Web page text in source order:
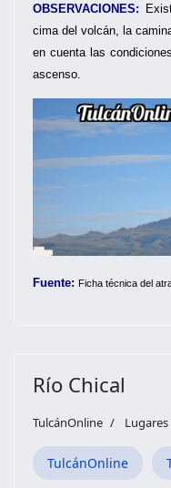
OBSERVACIONES:
cima del volcán, la
en cuenta las
ascenso.
Fuente: Ficha técnica del
Río Chical
TulcánOnline
TulcánOnline